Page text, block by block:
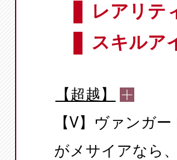
レアリテ
スキルア
【超越】
【V】ヴァンガ
がメサイアなら、[